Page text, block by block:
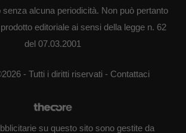
senza alcuna periodicità. Non può pertanto
editoriale ai sensi della legge n. 62
del 07.03.2001
- Tutti i diritti riservati - Contattaci
su questo sito sono gestite da